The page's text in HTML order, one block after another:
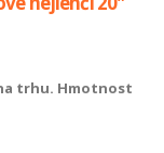
trhu. Hmotnost